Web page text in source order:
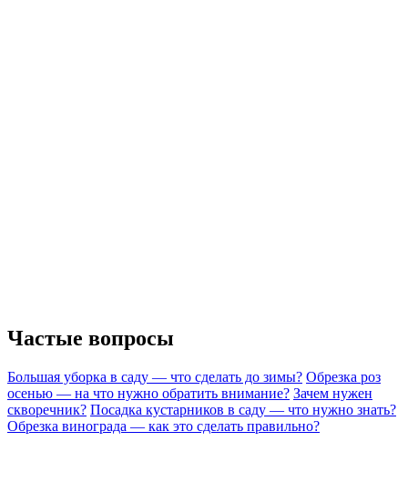
Частые вопросы
Большая уборка в саду — что сделать до зимы? Обрезка роз
осенью — на что нужно обратить внимание? Зачем нужен
скворечник? Посадка кустарников в саду — что нужно знать?
Обрезка винограда — как это сделать правильно?